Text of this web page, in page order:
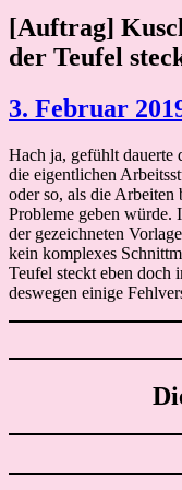
[Auftrag]
der Teufel
3. Februar
Hach ja, gefühlt dauerte
die eigentlichen
oder so, als die Arbeiten
Probleme geben würde.
der gezeichneten
kein komplexes
Teufel steckt eben doch
deswegen einige